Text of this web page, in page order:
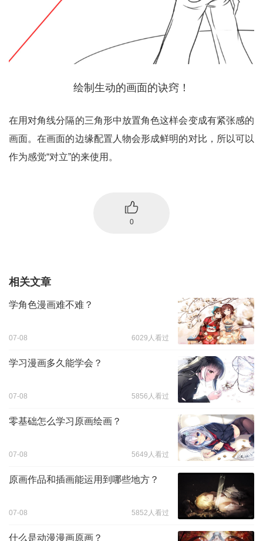
绘制生动的画面的诀窍！
在用对角线分隔的三角形中放置角色这样会变成有紧张感的
画面。在画面的边缘配置人物会形成鲜明的对比，所以可以
作为感觉“对立”的来使用。
0
相关文章
学角色漫画难不难？
07-08 6029人看过
学习漫画多久能学会？
07-08 5856人看过
零基础怎么学习原画绘画？
07-08 5649人看过
原画作品和插画能运用到哪些地方？
07-08 5852人看过
什么是动漫漫画原画？